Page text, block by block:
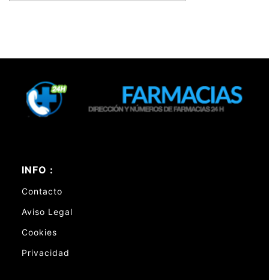
INFO :
Contacto
Aviso Legal
Cookies
Privacidad